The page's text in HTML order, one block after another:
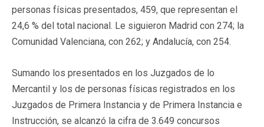
personas físicas presentados, 459, que representan el
24,6 % del total nacional. Le siguieron Madrid con 274; la
Comunidad Valenciana, con 262; y Andalucía, con 254.
Sumando los presentados en los Juzgados de lo
Mercantil y los de personas físicas registrados en los
Juzgados de Primera Instancia y de Primera Instancia e
Instrucción, se alcanzó la cifra de 3.649 concursos